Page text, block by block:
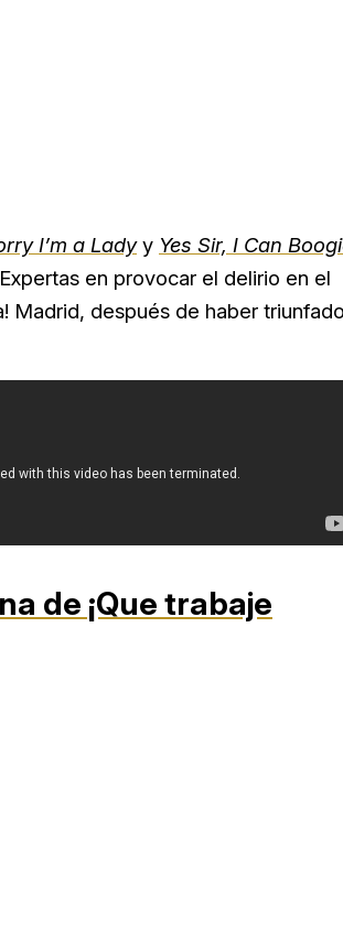
I’m a Ladyy Yes Sir, I Can
en provocar el delirio en el
Madrid, después de haber
de ¡Que trabaje